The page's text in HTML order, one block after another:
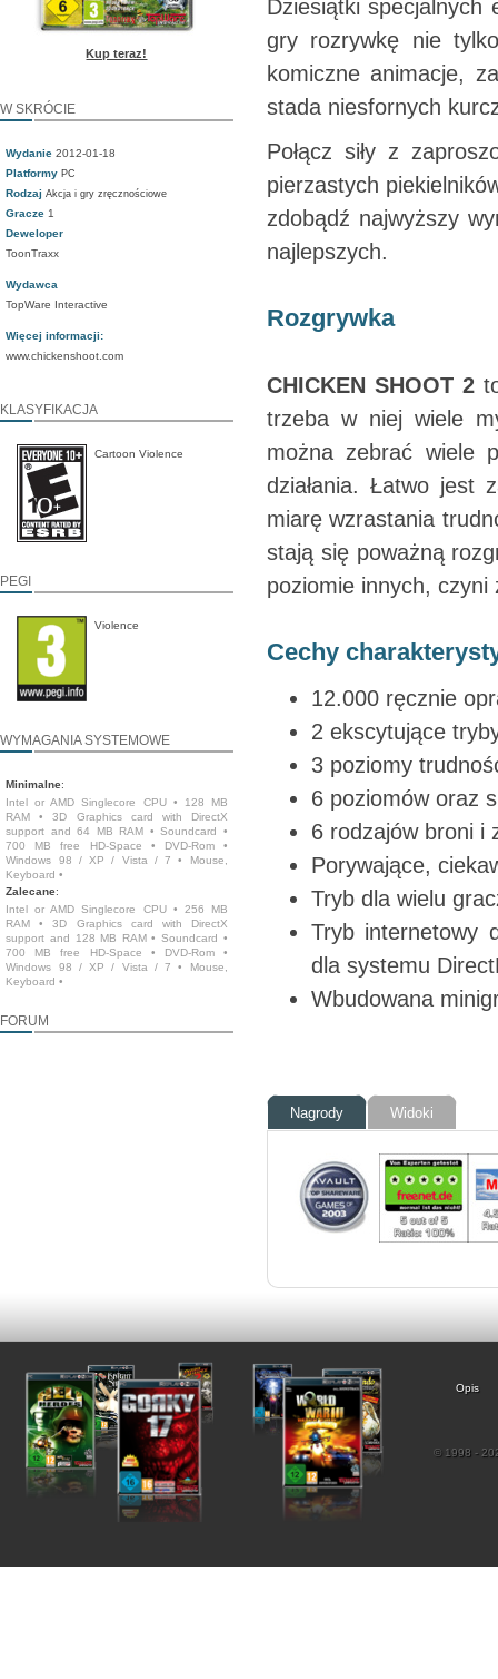
Kup teraz!
W SKRÓCIE
Wydanie 2012-01-18
Platformy PC
Rodzaj Akcja i gry zręcznościowe
Gracze 1
Deweloper
ToonTraxx
Wydawca
TopWare Interactive
Więcej informacji:
www.chickenshoot.com
KLASYFIKACJA
Cartoon Violence
PEGI
Violence
WYMAGANIA SYSTEMOWE
Minimalne:
Intel or AMD Singlecore CPU • 128 MB
RAM • 3D Graphics card with DirectX
support and 64 MB RAM • Soundcard •
700 MB free HD-Space • DVD-Rom •
Windows 98 / XP / Vista / 7 • Mouse,
Keyboard •
Zalecane:
Intel or AMD Singlecore CPU • 256 MB
RAM • 3D Graphics card with DirectX
support and 128 MB RAM • Soundcard •
700 MB free HD-Space • DVD-Rom •
Windows 98 / XP / Vista / 7 • Mouse,
Keyboard •
FORUM
Dziesiątki specjalnych
gry rozrywkę nie
komiczne animacje,
stada niesfornych
Połącz siły z
pierzastych
zdobądź najwyższy
najlepszych.
Rozgrywka
CHICKEN SHOOT 2to
trzeba w niej wiele
można zebrać wiele
działania. Łatwo jest
miarę wzrastania
stają się poważną
poziomie innych, czyni
Cechy
12.000 ręcznie
2 ekscytujące
3 poziomy
6 poziomów oraz
6 rodzajów broni i
Porywające,
Tryb dla wielu
Tryb internetowy
dla systemu
Wbudowana
Nagrody Widoki
Opis
© 1998 -